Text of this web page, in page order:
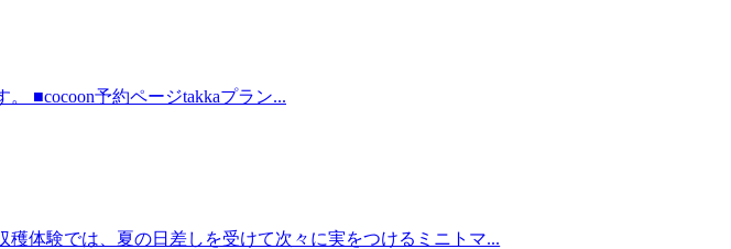
■cocoon予約ページtakkaプラン...
穫体験では、夏の日差しを受けて次々に実をつけるミニトマ...